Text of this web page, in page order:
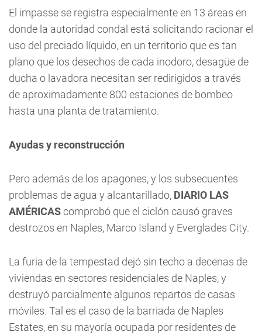
El impasse se registra especialmente en 13 áreas en
donde la autoridad condal está solicitando racionar el
uso del preciado líquido, en un territorio que es tan
plano que los desechos de cada inodoro, desagüe de
ducha o lavadora necesitan ser redirigidos a través
de aproximadamente 800 estaciones de bombeo
hasta una planta de tratamiento.
Ayudas y reconstrucción
Pero además de los apagones, y los subsecuentes
problemas de agua y alcantarillado, DIARIO LAS
AMÉRICAScomprobó que el ciclón causó graves
destrozos en Naples, Marco Island y Everglades City.
La furia de la tempestad dejó sin techo a decenas de
viviendas en sectores residenciales de Naples, y
destruyó parcialmente algunos repartos de casas
móviles. Tal es el caso de la barriada de Naples
Estates, en su mayoría ocupada por residentes de